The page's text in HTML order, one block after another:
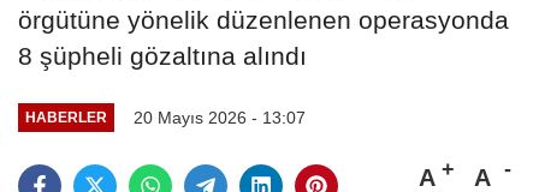
örgütüne yönelik düzenlenen operasyonda
8 şüpheli gözaltına alındı
HABERLER 20 Mayıs 2026 - 13:07
A A